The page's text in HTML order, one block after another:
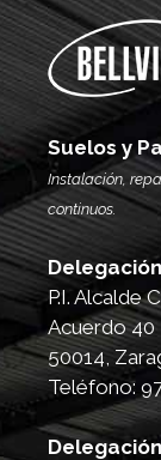
Suelos y
Instalación,
continuos.
P.I. Alcalde
Acuerdo 40
50014,
Teléfono: